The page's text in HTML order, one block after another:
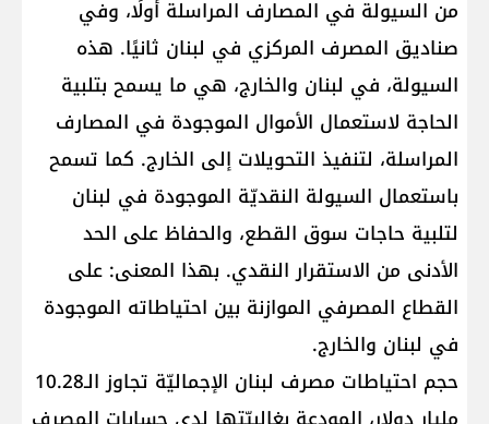
من السيولة في المصارف المراسلة أولًا، وفي
صناديق المصرف المركزي في لبنان ثانيًا. هذه
السيولة، في لبنان والخارج، هي ما يسمح بتلبية
الحاجة لاستعمال الأموال الموجودة في المصارف
المراسلة، لتنفيذ التحويلات إلى الخارج. كما تسمح
باستعمال السيولة النقديّة الموجودة في لبنان
لتلبية حاجات سوق القطع، والحفاظ على الحد
الأدنى من الاستقرار النقدي. بهذا المعنى: على
القطاع المصرفي الموازنة بين احتياطاته الموجودة
في لبنان والخارج.
حجم احتياطات مصرف لبنان الإجماليّة تجاوز الـ10.28